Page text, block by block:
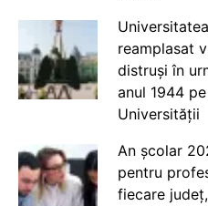
reamplasat
distruși în
anul 1944
Universității
An școlar
pentru
fiecare